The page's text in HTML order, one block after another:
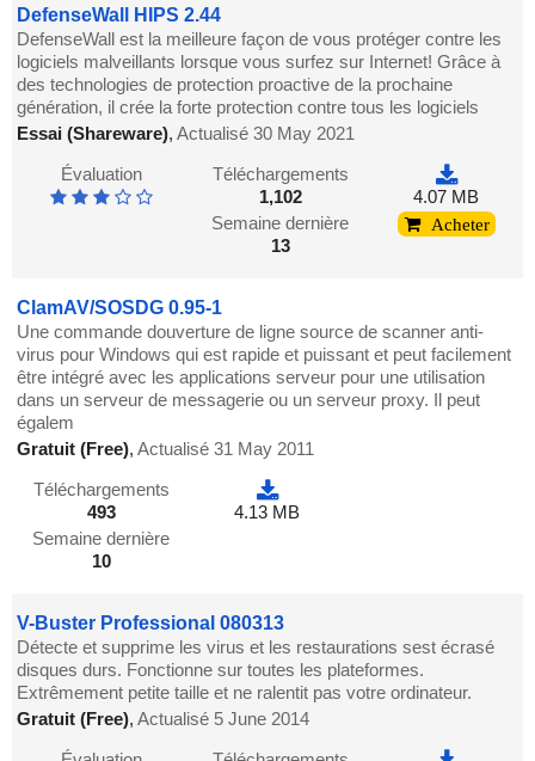
DefenseWall HIPS 2.44
DefenseWall est la meilleure façon de vous protéger contre les
logiciels malveillants lorsque vous surfez sur Internet! Grâce à
des technologies de protection proactive de la prochaine
génération, il crée la forte protection contre tous les logiciels
Essai (Shareware),Actualisé 30 May 2021
Évaluation
Téléchargements
1,102
Semaine dernière
13
4.07 MB
Acheter
ClamAV/SOSDG 0.95-1
Une commande douverture de ligne source de scanner anti-
virus pour Windows qui est rapide et puissant et peut facilement
être intégré avec les applications serveur pour une utilisation
dans un serveur de messagerie ou un serveur proxy. Il peut
égalem
Gratuit (Free),Actualisé 31 May 2011
Téléchargements
493
Semaine dernière
10
4.13 MB
V-Buster Professional 080313
Détecte et supprime les virus et les restaurations sest écrasé
disques durs. Fonctionne sur toutes les plateformes.
Extrêmement petite taille et ne ralentit pas votre ordinateur.
Gratuit (Free),Actualisé 5 June 2014